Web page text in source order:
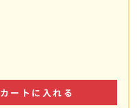
カートに入れる